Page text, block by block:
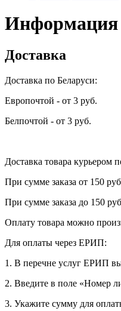
Информация
Доставка
Доставка по Беларуси:
Европочтой - от 3 руб.
Белпочтой - от 3 руб.
Доставка товара курьером
При сумме заказа от 150
При сумме заказа до 150
Оплату товара можно
Для оплаты через ЕРИП:
1. В перечне услуг ЕРИП
2. Введите в поле «Номер
3. Укажите сумму для